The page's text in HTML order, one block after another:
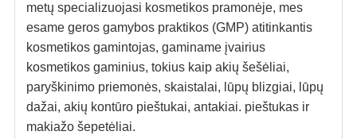
metų specializuojasi kosmetikos pramonėje, mes
esame geros gamybos praktikos (GMP) atitinkantis
kosmetikos gamintojas, gaminame įvairius
kosmetikos gaminius, tokius kaip akių šešėliai,
paryškinimo priemonės, skaistalai, lūpų blizgiai, lūpų
dažai, akių kontūro pieštukai, antakiai. pieštukas ir
makiažo šepetėliai.